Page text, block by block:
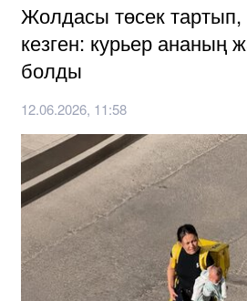
Жолдасы төсек тартып,
кезген: курьер ананың
болды
12.06.2026, 11:58